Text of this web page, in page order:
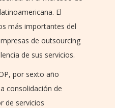
El
más importantes del
de outsourcing
de sus servicios.
por sexto año
consolidación de
de servicios